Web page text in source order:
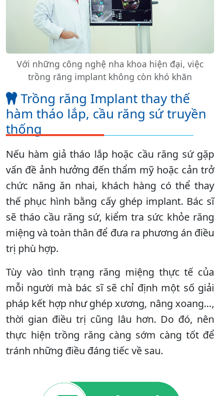
Với những công nghệ nha khoa hiện đại, việc
trồng răng implant không còn khó khăn
Trồng răng Implant thay thế
hàm tháo lắp, cầu răng sứ truyền
thống
Nếu hàm giả tháo lắp hoặc cầu răng sứ gặp
vấn đề ảnh hưởng đến thẩm mỹ hoặc cản trở
chức năng ăn nhai, khách hàng có thể thay
thế phục hình bằng cấy ghép implant. Bác sĩ
sẽ tháo cầu răng sứ, kiểm tra sức khỏe răng
miệng và toàn thân để đưa ra phương án điều
trị phù hợp.
Tùy vào tình trạng răng miệng thực tế của
mỗi người mà bác sĩ sẽ chỉ định một số giải
pháp kết hợp như ghép xương, nâng xoang…,
thời gian điều trị cũng lâu hơn. Do đó, nên
thực hiện trồng răng càng sớm càng tốt để
tránh những điều đáng tiếc về sau.